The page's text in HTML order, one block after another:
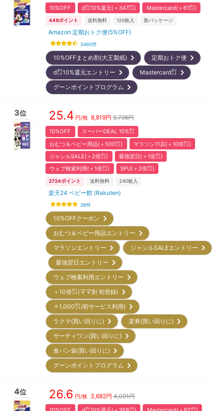
10%OFF d㌽10%還元(＋347㌽) Mastercard(＋61㌽)
449ポイント 送料無料 120枚入 新パッケージ
Amazon 定期おトク便(5%OFF)
3460件
10%OFFまとめ割(大王製紙)
定期おトク便
d㌽10%還元エントリー
Mastercard㌽
グーンポイントプログラム
3位 25.4 円/枚 8,819円 9,798円
10%OFF
スーパーDEAL 10%㌽
おむつ＆ベビー用品(＋500㌽)
マラソン11店(＋10倍㌽)
ジャンルSALE(＋2倍㌽)
最強翌日(＋1倍㌽)
ウェブ検索利用(＋1倍㌽)
SPU(＋2倍㌽)
2724ポイント 送料無料 240枚入
楽天24 ベビー館 (Rakuten)
39件
10%OFFクーポン
おむつ＆ベビー用品エントリー
マラソンエントリー
ジャンルSALEエントリー
最強翌日エントリー
ウェブ検索利用エントリー
＋10倍㌽(ママ割 初登録)
＋1,000㌽(初サービス利用)
ラクマ(買い回りに)
楽券(買い回りに)
サーティワン(買い回りに)
食パン袋(買い回りに)
グーンポイントプログラム
4位 26.6 円/枚 3,682円 4,091円